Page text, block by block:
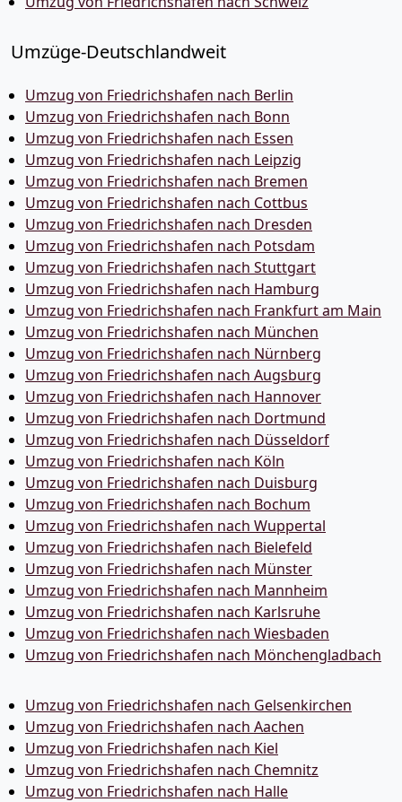
Umzüge-Deutschlandweit
Umzug von Friedrichshafen nach Berlin
Umzug von Friedrichshafen nach Bonn
Umzug von Friedrichshafen nach Essen
Umzug von Friedrichshafen nach Leipzig
Umzug von Friedrichshafen nach Bremen
Umzug von Friedrichshafen nach Cottbus
Umzug von Friedrichshafen nach Dresden
Umzug von Friedrichshafen nach Potsdam
Umzug von Friedrichshafen nach Stuttgart
Umzug von Friedrichshafen nach Hamburg
Umzug von Friedrichshafen nach Frankfurt am Main
Umzug von Friedrichshafen nach München
Umzug von Friedrichshafen nach Nürnberg
Umzug von Friedrichshafen nach Augsburg
Umzug von Friedrichshafen nach Hannover
Umzug von Friedrichshafen nach Dortmund
Umzug von Friedrichshafen nach Düsseldorf
Umzug von Friedrichshafen nach Köln
Umzug von Friedrichshafen nach Duisburg
Umzug von Friedrichshafen nach Bochum
Umzug von Friedrichshafen nach Wuppertal
Umzug von Friedrichshafen nach Bielefeld
Umzug von Friedrichshafen nach Münster
Umzug von Friedrichshafen nach Mannheim
Umzug von Friedrichshafen nach Karlsruhe
Umzug von Friedrichshafen nach Wiesbaden
Umzug von Friedrichshafen nach Mönchen­gladbach
Umzug von Friedrichshafen nach Gelsenkirchen
Umzug von Friedrichshafen nach Aachen
Umzug von Friedrichshafen nach Kiel
Umzug von Friedrichshafen nach Chemnitz
Umzug von Friedrichshafen nach Halle